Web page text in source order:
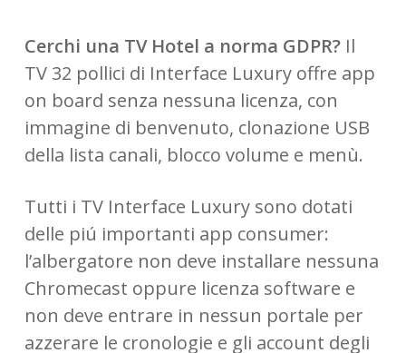
Cerchi una TV Hotel a norma GDPR?Il
TV 32 pollici di Interface Luxury offre app
on board senza nessuna licenza, con
immagine di benvenuto, clonazione USB
della lista canali, blocco volume e menù.
Tutti i TV Interface Luxury sono dotati
delle piú importanti app consumer:
l’albergatore non deve installare nessuna
Chromecast oppure licenza software e
non deve entrare in nessun portale per
azzerare le cronologie e gli account degli